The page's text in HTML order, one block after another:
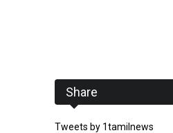
Share
Tweets by 1tamilnews